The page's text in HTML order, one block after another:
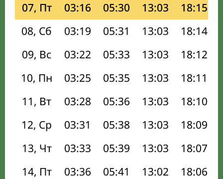
07, Пт
03:16 05:30 13:03 18:15
08, Сб
03:19 05:31 13:03 18:14
09, Вс
03:22 05:33 13:03 18:12
10, Пн
03:25 05:35 13:03 18:11
11, Вт
03:28 05:36 13:03 18:10
12, Ср
03:31 05:38 13:03 18:09
13, Чт
03:33 05:39 13:03 18:07
14, Пт
03:36 05:41 13:02 18:06